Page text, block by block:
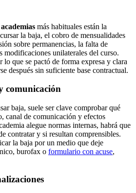
más habituales están la
la baja, el cobro de mensualidades
sobre permanencias, la falta de
modificaciones unilaterales del curso.
que se pactó de forma expresa y clara
después sin suficiente base contractual.
comunicación
baja, suele ser clave comprobar qué
canal de comunicación y efectos
alegue normas internas, habrá que
contratar y si resultan comprensibles.
la baja por un medio que deje
burofax o formulario con acuse,